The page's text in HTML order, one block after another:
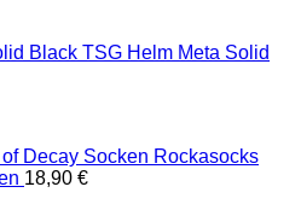
TSG Helm Meta Solid
Rockasocks
18,90 €